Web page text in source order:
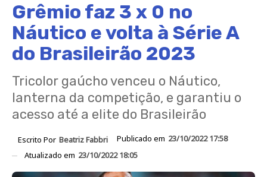
Grêmio faz 3 x 0 no
Náutico e volta à Série A
do Brasileirão 2023
Tricolor gaúcho venceu o Náutico,
lanterna da competição, e garantiu o
acesso até a elite do Brasileirão
Escrito Por Beatriz Fabbri Publicado em 23/10/2022 17:58
Atualizado em 23/10/2022 18:05